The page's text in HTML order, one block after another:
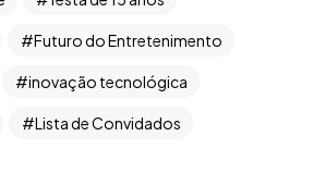
Futuro do Entretenimento
inovação tecnológica
Lista de Convidados
Todos Os Direitos Reservados